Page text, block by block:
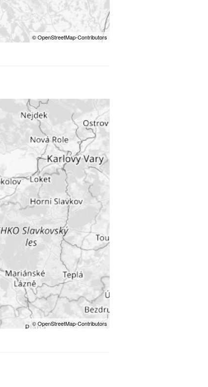
© OpenStreetMap-Contributors
© OpenStreetMap-Contributors